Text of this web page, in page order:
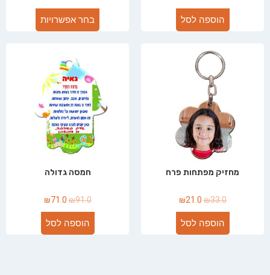
הוספה לסל בחר אפשרויות
מחזיק מפתחות פרח
₪33.0
₪21.0
הוספה לסל
חמסה גדולה
₪91.0
₪71.0
הוספה לסל